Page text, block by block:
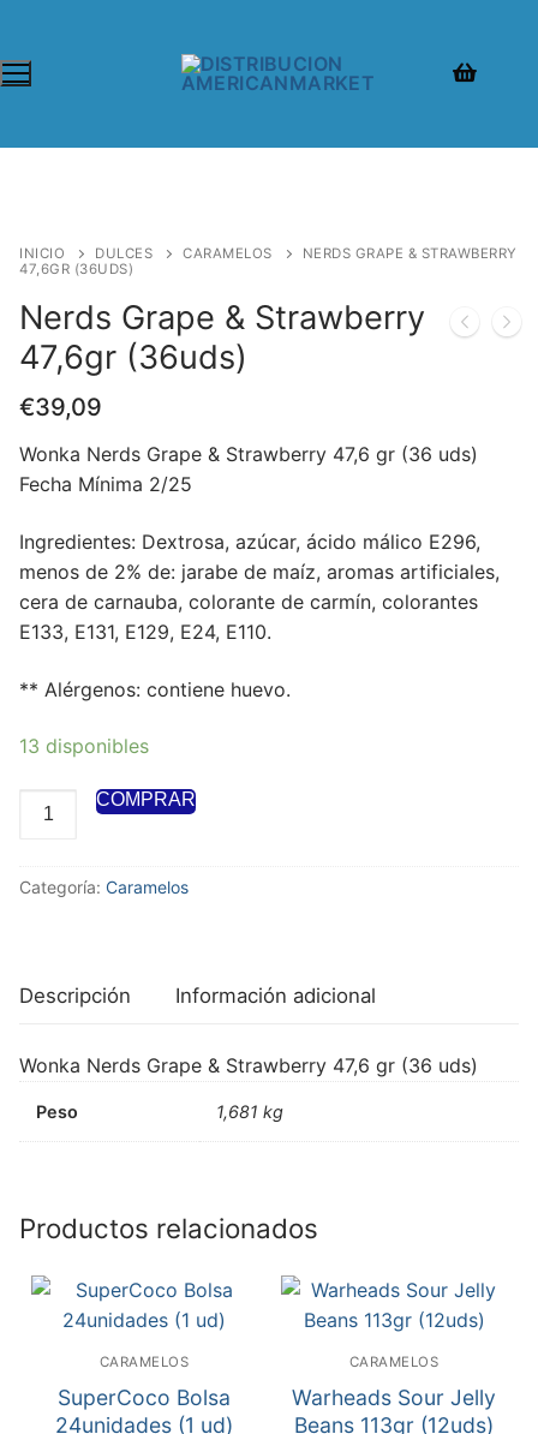
INICIO DULCES CARAMELOS
NERDS GRAPE & STRAWBERRY
47,6GR (36UDS)
Nerds Grape & Strawberry
47,6gr (36uds)
€39,09
Wonka Nerds Grape & Strawberry 47,6 gr (36 uds)
Fecha Mínima 2/25
Ingredientes: Dextrosa, azúcar, ácido málico E296,
menos de 2% de: jarabe de maíz, aromas artificiales,
cera de carnauba, colorante de carmín, colorantes
E133, E131, E129, E24, E110.
** Alérgenos: contiene huevo.
13 disponibles
COMPRAR
Categoría: Caramelos
Descripción Información adicional
Wonka Nerds Grape & Strawberry 47,6 gr (36 uds)
Peso 1,681 kg
Productos relacionados
CARAMELOS
SuperCoco Bolsa
24unidades (1 ud)
CARAMELOS
Warheads Sour Jelly
Beans 113gr (12uds)